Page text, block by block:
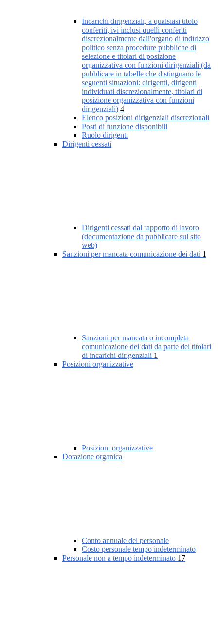
Incarichi dirigenziali, a qualsiasi titolo
conferiti, ivi inclusi quelli conferiti
discrezionalmente dall'organo di indirizzo
politico senza procedure pubbliche di
selezione e titolari di posizione
organizzativa con funzioni dirigenziali (da
pubblicare in tabelle che distinguano le
seguenti situazioni: dirigenti, dirigenti
individuati discrezionalmente, titolari di
posizione organizzativa con funzioni
dirigenziali) 4
Elenco posizioni dirigenziali discrezionali
Posti di funzione disponibili
Ruolo dirigenti
Dirigenti cessati
Dirigenti cessati dal rapporto di lavoro
(documentazione da pubblicare sul sito
web)
Sanzioni per mancata comunicazione dei dati 1
Sanzioni per mancata o incompleta
comunicazione dei dati da parte dei titolari
di incarichi dirigenziali 1
Posizioni organizzative
Posizioni organizzative
Dotazione organica
Conto annuale del personale
Costo personale tempo indeterminato
Personale non a tempo indeterminato 17